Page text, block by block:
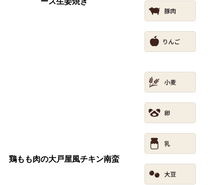
鶏もも肉の大戸屋風チキン南蛮